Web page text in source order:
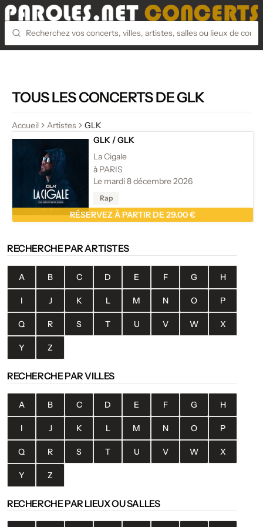
TOUS LES CONCERTS DE GLK
Accueil Artistes
GLK
GLK /GLK
La Cigale
à PARIS
Le mardi 8 décembre 2026
Rap
RÉSERVEZ À PARTIR DE 29.00 €
RECHERCHE PAR ARTISTES
A B C D E F G H
I J K L M N O P
Q R S T U V W X
Y Z
RECHERCHE PAR VILLES
A B C D E F G H
I J K L M N O P
Q R S T U V W X
Y Z
RECHERCHE PAR LIEUX OU SALLES